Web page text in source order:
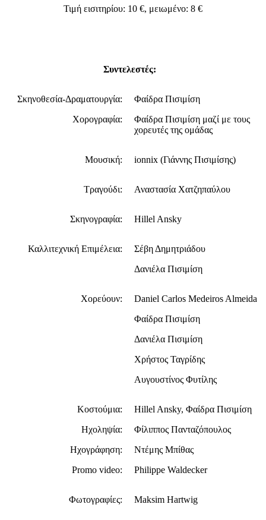
Τιμή εισιτηρίου: 10 €, μειωμένο: 8 €
Συντελεστές:
Σκηνοθεσία-Δραματουργία:
Χορογραφία:
Φαίδρα Πισιμίση
Φαίδρα Πισιμίση μαζί με τους
χορευτές της ομάδας
Μουσική: ionnix (Γιάννης Πισιμίσης)
Τραγούδι: Αναστασία Χατζηπαύλου
Σκηνογραφία: Hillel Ansky
Καλλιτεχνική Επιμέλεια:
Σέβη Δημητριάδου
Δανιέλα Πισιμίση
Χορεύουν:
Daniel Carlos Medeiros Almeida
Φαίδρα Πισιμίση
Δανιέλα Πισιμίση
Χρήστος Ταγρίδης
Αυγουστίνος Φυτίλης
Κοστούμια:
Ηχοληψία:
Ηχογράφηση:
Promo video:
Hillel Ansky, Φαίδρα Πισιμίση
Φίλιππος Πανταζόπουλος
Ντέμης Μπίθας
Philippe Waldecker
Φωτογραφίες: Maksim Hartwig